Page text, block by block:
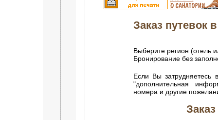
Заказ путевок
Выберите регион (отель
Бронирование без
Если Вы затрудняетесь
"дополнительная
номера и другие